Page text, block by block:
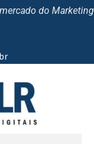
do Marketing